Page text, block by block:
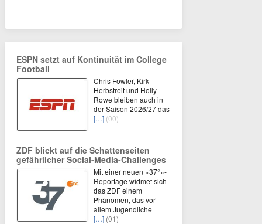
ESPN setzt auf Kontinuität im College
Football
Chris Fowler, Kirk
Herbstreit und Holly
Rowe bleiben auch in
der Saison 2026/27 das
[…] (00)
ZDF blickt auf die Schattenseiten
gefährlicher Social-Media-Challenges
Mit einer neuen «37°»-
Reportage widmet sich
das ZDF einem
Phänomen, das vor
allem Jugendliche
[…] (01)